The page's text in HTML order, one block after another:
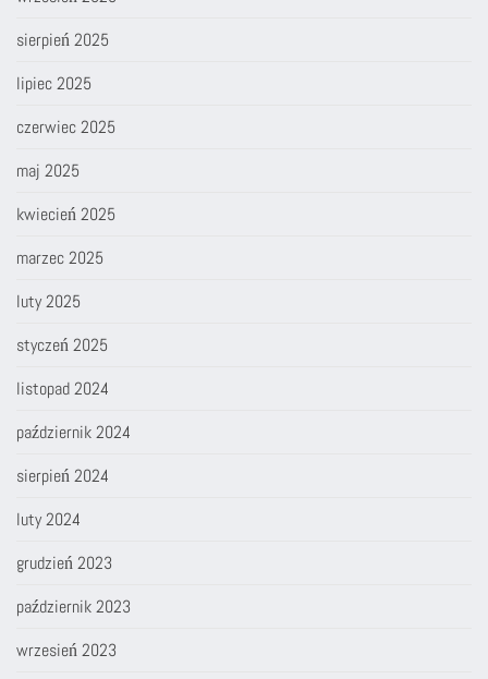
sierpień 2025
lipiec 2025
czerwiec 2025
maj 2025
kwiecień 2025
marzec 2025
luty 2025
styczeń 2025
listopad 2024
październik 2024
sierpień 2024
luty 2024
grudzień 2023
październik 2023
wrzesień 2023